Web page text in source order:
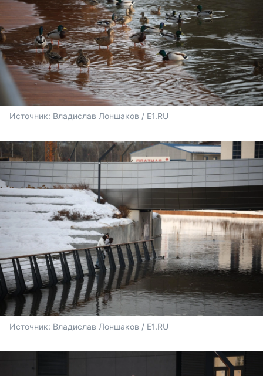
Источник: Владислав Лоншаков / E1.RU
Источник: Владислав Лоншаков / E1.RU